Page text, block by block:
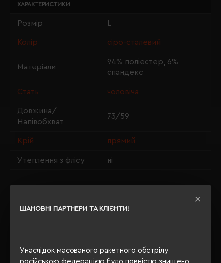
ШАНОВНІ ПАРТНЕРИ ТА КЛІЄНТИ!
Унаслідок масованого ракетного обстрілу
російською федерацією було повністю знищено
ХАРАКТЕРИСТИКИ
Розмір
Колір сіро-сталевий
Матеріали
94% поліестер, 6%
спандекс
Стать чоловіча
Довжина/
Напівобхват
73/59
Крій прямий
Утеплення з флісу ні